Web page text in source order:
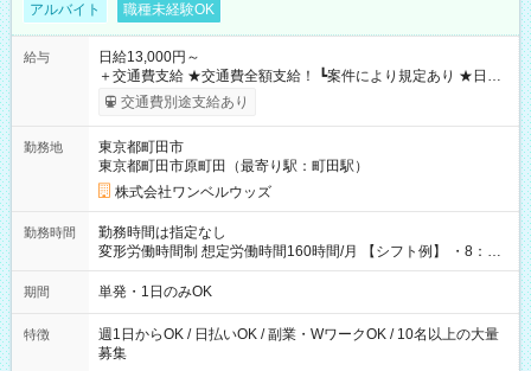
アルバイト 職種未経験OK
給与
日給13,000円～
＋交通費支給 ★交通費全額支給！ ┗案件により規定あり ★日払
いOK！（規定あり） ┗働いたその日に現金GET♪ お仕事後はコ
ンビニATMから 日払い分を引き落とせます！ 【試用期間】試
交通費別途支給あり
勤務地
東京都町田市
東京都町田市原町田（最寄り駅：町田駅）
株式会社ワンベルウッズ
勤務時間
勤務時間は指定なし
変形労働時間制 想定労働時間160時間/月 【シフト例】 ・8：00
～21：00
期間 単発・1日のみOK
特徴
週1日からOK / 日払いOK / 副業・WワークOK / 10名以上の大量
募集